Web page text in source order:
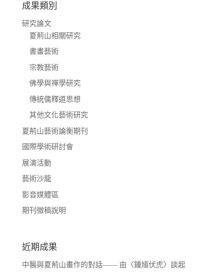
成果類別
研究論文
夏荊山相關研究
書畫藝術
宗教藝術
佛學與禪學研究
傳統儒釋道思想
其他文化藝術研究
夏荊山藝術論衡期刊
國際學術研討會
展演活動
藝術沙龍
影音媒體區
期刊徵稿說明
近期成果
中醫與夏荊山畫作的對話—— 由〈鍾馗伏虎〉談起